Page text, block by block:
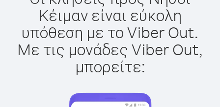
Κέιμαν είναι εύκολη
υπόθεση με το Viber Out.
Με τις μονάδες Viber Out,
μπορείτε: